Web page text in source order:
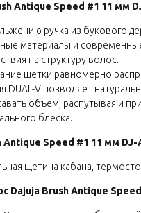
Antique Speed #1 11 мм
ручка из букового
материалы и
на структуру волос.
щетки равномерно
DUAL-V позволяет
объем, распутывая и
блеска.
Speed #1 11 мм
щетина кабана,
Dajuja Brush Antique